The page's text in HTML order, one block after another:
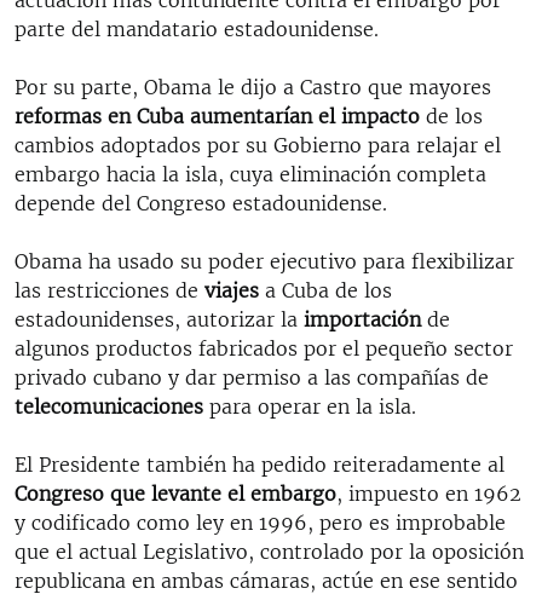
parte del mandatario estadounidense.
Por su parte, Obama le dijo a Castro que mayores
reformas en Cuba aumentarían el impacto de los
cambios adoptados por su Gobierno para relajar el
embargo hacia la isla, cuya eliminación completa
depende del Congreso estadounidense.
Obama ha usado su poder ejecutivo para flexibilizar
las restricciones de viajes a Cuba de los
estadounidenses, autorizar la importación de
algunos productos fabricados por el pequeño sector
privado cubano y dar permiso a las compañías de
telecomunicaciones para operar en la isla.
El Presidente también ha pedido reiteradamente al
Congreso que levante el embargo, impuesto en 1962
y codificado como ley en 1996, pero es improbable
que el actual Legislativo, controlado por la oposición
republicana en ambas cámaras, actúe en ese sentido